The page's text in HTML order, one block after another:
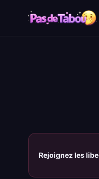
Rejoignez les